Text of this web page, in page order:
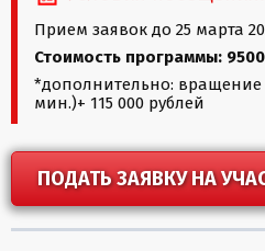
Прием заявок до 25 марта
Стоимость программы:
*дополнительно:
мин.)+ 115 000 рублей
ПОДАТЬ ЗАЯВКУ НА